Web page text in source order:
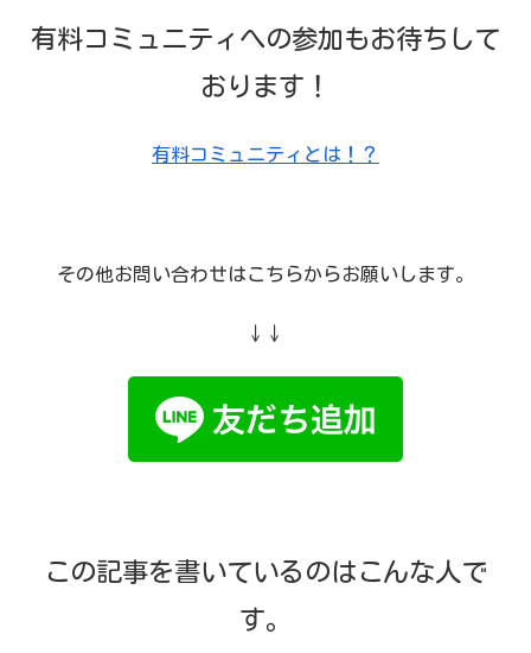
有料コミュニティへの参加もお待ちして
おります！
有料コミュニティとは！？
その他お問い合わせはこちらからお願いします。
↓↓
この記事を書いているのはこんな人で
す。